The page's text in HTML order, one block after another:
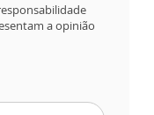
a opinião